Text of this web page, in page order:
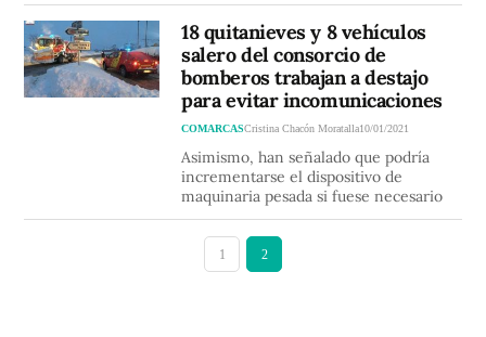
18 quitanieves y 8 vehículos
salero del consorcio de
bomberos trabajan a destajo
para evitar incomunicaciones
COMARCASCristina Chacón Moratalla10/01/2021
Asimismo, han señalado que podría
incrementarse el dispositivo de
maquinaria pesada si fuese necesario
1 2